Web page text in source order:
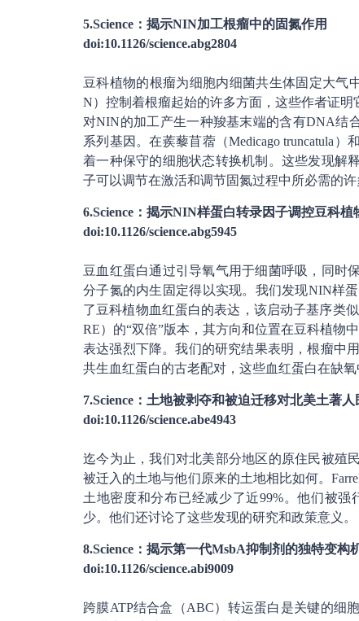
5.Science：揭示NIN加工根瘤中的固氮作用
doi:10.1126/science.abg2804
豆科植物的根瘤为细胞内细菌共生体固定大气
N）控制着根瘤起始的许多方面，这些作者证明
对NIN的加工产生一种羧基末端的含有DNA结
系列基因。在蒺藜苜蓿（Medicago truncatula
着一种保守的细胞状态转换机制。这些发现解
子可以调节在激活和调节固氮过程中所必需的许
6.Science：揭示NIN样蛋白转录因子调控豆科
doi:10.1126/science.abg5945
豆血红蛋白通过引导氧气用于细菌呼吸，同时
分子氮的内生固定得以实现。我们发现NIN样
了豆科植物血红蛋白的表达，该启动子基序类似
RE）的“双倍”版本，其方向和位置在豆科植物
表达强烈下降。我们的研究结果表明，根瘤中
共生血红蛋白的古老配对，这些血红蛋白在缺氧
7.Science：土地被剥夺和被迫迁移对北美土著
doi:10.1126/science.abe4943
迄今为止，我们对北美部分地区的原住民被殖
被迁入的土地与他们原来的土地相比如何。
土地密度和分布已经减少了近99%。他们被
少。他们还讨论了这些发现的研究和政策意义。
8.Science：揭示第一代MsbA抑制剂的独特变构
doi:10.1126/science.abi9009
跨膜ATP结合盒（ABC）转运蛋白是关键的细